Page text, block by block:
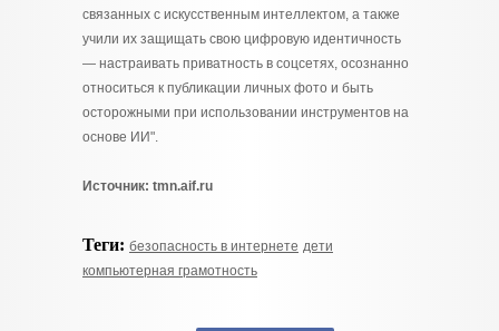
связанных с искусственным интеллектом, а также
учили их защищать свою цифровую идентичность
— настраивать приватность в соцсетях, осознанно
относиться к публикации личных фото и быть
осторожными при использовании инструментов на
основе ИИ".
Источник: tmn.aif.ru
Теги: безопасность в интернете дети
компьютерная грамотность